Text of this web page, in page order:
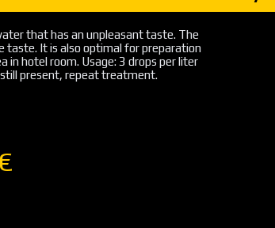
that has an unpleasant taste. The
taste. It is also optimal for preparation
in hotel room. Usage: 3 drops per liter
present, repeat treatment.